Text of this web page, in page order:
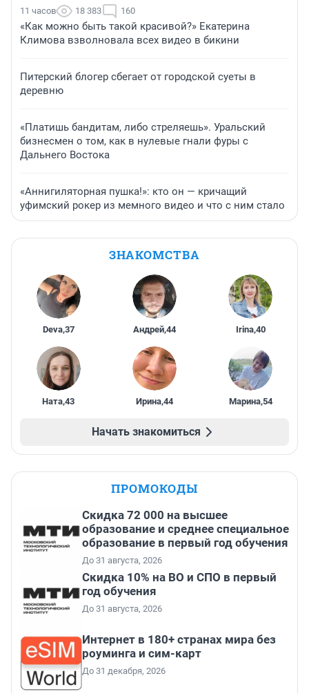
11 часов 18 383 160
«Как можно быть такой красивой?» Екатерина
Климова взволновала всех видео в бикини
Питерский блогер сбегает от городской суеты в
деревню
«Платишь бандитам, либо стреляешь». Уральский
бизнесмен о том, как в нулевые гнали фуры с
Дальнего Востока
«Аннигиляторная пушка!»: кто он — кричащий
уфимский рокер из мемного видео и что с ним стало
ЗНАКОМСТВА
Deva,37 Андрей,44 Irina,40
Ната,43 Ирина,44 Марина,54
Начать знакомиться
ПРОМОКОДЫ
Скидка 72 000 на высшее
образование и среднее специальное
образование в первый год обучения
До 31 августа, 2026
Скидка 10% на ВО и СПО в первый
год обучения
До 31 августа, 2026
Интернет в 180+ странах мира без
роуминга и сим-карт
До 31 декабря, 2026